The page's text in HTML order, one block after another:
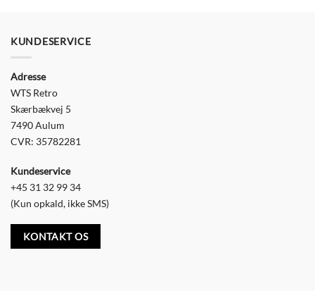
vælges
KUNDESERVICE
Adresse
WTS Retro
Skærbækvej 5
7490 Aulum
CVR: 35782281
Kundeservice
+45 31 32 99 34
(Kun opkald, ikke SMS)
KONTAKT OS